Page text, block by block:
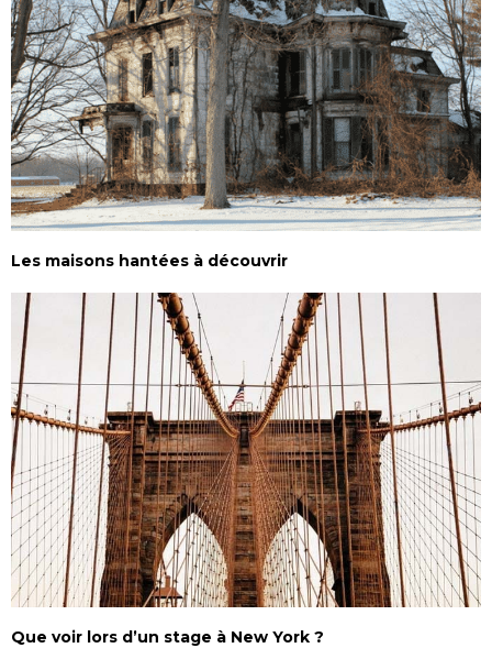
Les maisons hantées à découvrir
Que voir lors d’un stage à New York ?